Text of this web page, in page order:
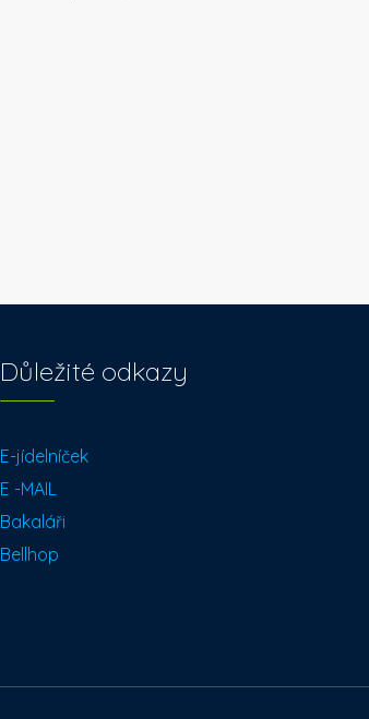
Důležité odkazy
E-jídelníček
E -MAIL
Bakaláři
Bellhop